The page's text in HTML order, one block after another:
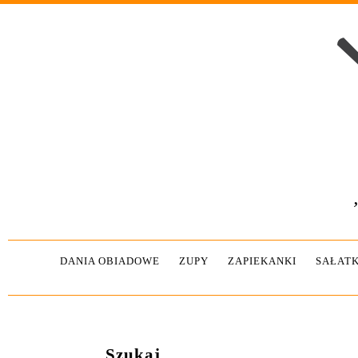
DANIA OBIADOWE ZUPY ZAPIEKANKI